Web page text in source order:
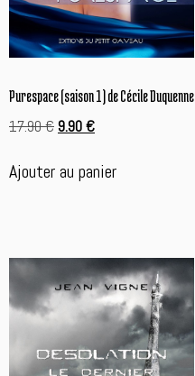
Purespace (saison 1) de Cécile Duquenne
17.90€Le
initial
était :
9.90€Le
actuel
Ajouter au panier